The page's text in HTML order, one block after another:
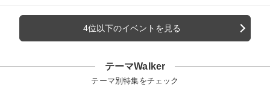
4位以下のイベントを見る
テーマWalker
テーマ別特集をチェック